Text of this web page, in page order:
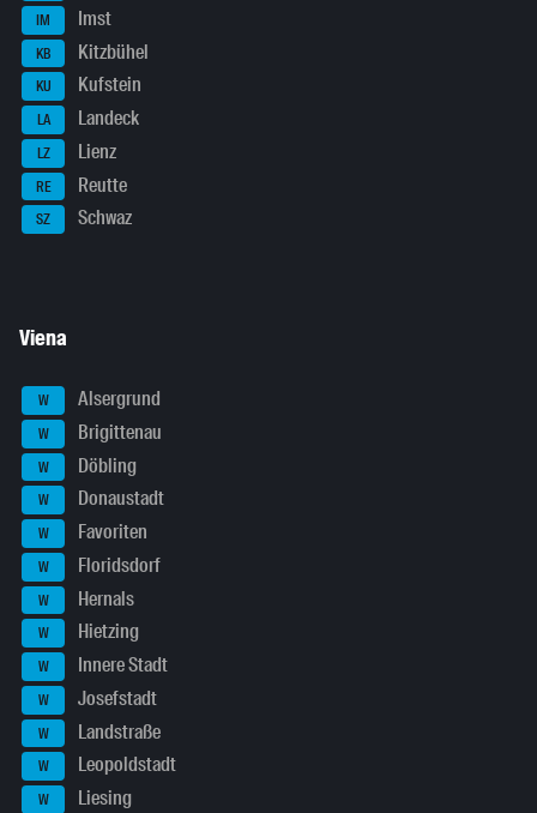
IM Imst
KB Kitzbühel
KU Kufstein
LA Landeck
LZ Lienz
RE Reutte
SZ Schwaz
Viena
W Alsergrund
W Brigittenau
W Döbling
W Donaustadt
W Favoriten
W Floridsdorf
W Hernals
W Hietzing
W Innere Stadt
W Josefstadt
W Landstraße
W Leopoldstadt
W Liesing